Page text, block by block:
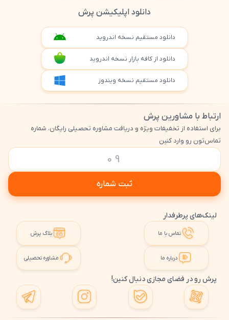
دانلود اپلیکیشن پرش
دانلود مستقیم نسخه اندروید
دانلود از کافه بازار نسخه اندروید
دانلود مستقیم نسخه ویندوز
ارتباط با مشاورین پرش
برای استفاده از تخفیفات ویژه و دریافت مشاوره تحصیلی رایگان، شماره
تماس‌تون رو وارد کنین
ثبت شماره
لینک‌های پرطرفدار
تماس با ما بلاگ پرش
درباره ما مشاوره تحصیلی
پرش رو در فضای مجازی دنبال کنین!